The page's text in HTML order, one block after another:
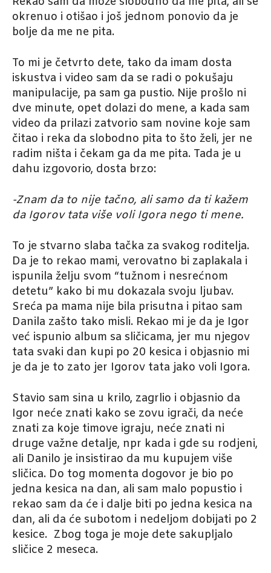
okrenuo i otišao i još jednom ponovio da je
bolje da me ne pita.
To mi je četvrto dete, tako da imam dosta
iskustva i video sam da se radi o pokušaju
manipulacije, pa sam ga pustio. Nije prošlo ni
dve minute, opet dolazi do mene, a kada sam
video da prilazi zatvorio sam novine koje sam
čitao i reka da slobodno pita to što želi, jer ne
radim ništa i čekam ga da me pita. Tada je u
dahu izgovorio, dosta brzo:
-Znam da to nije tačno, ali samo da ti kažem
da Igorov tata više voli Igora nego ti mene.
To je stvarno slaba tačka za svakog roditelja.
Da je to rekao mami, verovatno bi zaplakala i
ispunila želju svom “tužnom i nesrećnom
detetu” kako bi mu dokazala svoju ljubav.
Sreća pa mama nije bila prisutna i pitao sam
Danila zašto tako misli. Rekao mi je da je Igor
već ispunio album sa sličicama, jer mu njegov
tata svaki dan kupi po 20 kesica i objasnio mi
je da je to zato jer Igorov tata jako voli Igora.
Stavio sam sina u krilo, zagrlio i objasnio da
Igor neće znati kako se zovu igrači, da neće
znati za koje timove igraju, neće znati ni
druge važne detalje, npr kada i gde su rodjeni,
ali Danilo je insistirao da mu kupujem više
sličica. Do tog momenta dogovor je bio po
jedna kesica na dan, ali sam malo popustio i
rekao sam da će i dalje biti po jedna kesica na
dan, ali da će subotom i nedeljom dobijati po 2
kesice. Zbog toga je moje dete sakupljalo
sličice 2 meseca.